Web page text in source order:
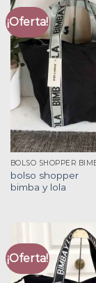
¡Oferta!
bolso shopper
bimba y lola
¡Oferta!